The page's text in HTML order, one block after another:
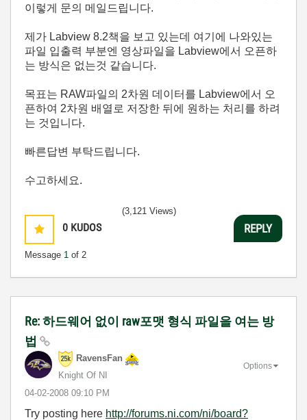
이렇게 문의 메일드립니다.
제가 Labview 8.2책을 보고 있는데 여기에 나와있는
파일 입출력 부분엔 영상파일을 Labview에서 오픈하
는 방식은 없는것 같습니다.
목표는 RAW파일의 2차원 데이터를 Labview에서 오
픈하여 2차원 배열로 저장한 뒤에 원하는 처리를 하려
는 것입니다.
빠른답변 부탁드립니다.
수고하세요.
0 KUDOS
Message 1 of 2
(3,121 Views)
REPLY
Re: 하드웨어 없이 raw포맷 형식 파일을 여는 방
법
RavensFan
Knight Of NI
‎04-02-2008 09:10 PM
Options
Try posting here http://forums.ni.com/ni/board?